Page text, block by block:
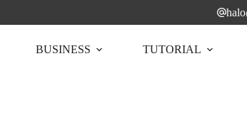
BUSINESS TUTORIAL